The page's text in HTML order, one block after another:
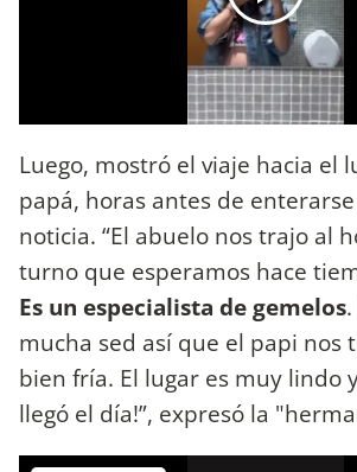
Luego, mostró el viaje hacia el
papá, horas antes de
noticia. “El abuelo nos trajo al
turno que esperamos hace
Es un especialista de gemelos
mucha sed así que el papi nos
bien fría. El lugar es muy lindo
llegó el día!”, expresó la